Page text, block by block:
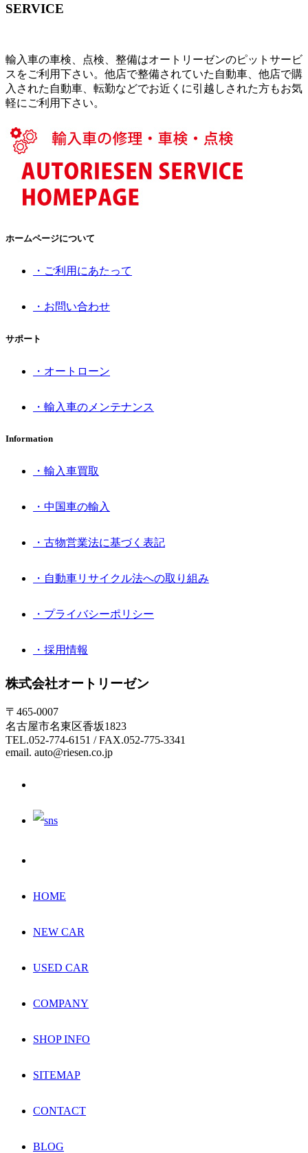
SERVICE
輸入車の車検、点検、整備はオートリーゼンのピットサービ
スをご利用下さい。他店で整備されていた自動車、他店で購
入された自動車、転勤などでお近くに引越しされた方もお気
軽にご利用下さい。
ホームページについて
・ご利用にあたって
・お問い合わせ
サポート
・オートローン
・輸入車のメンテナンス
Information
・輸入車買取
・中国車の輸入
・古物営業法に基づく表記
・自動車リサイクル法への取り組み
・プライバシーポリシー
・採用情報
株式会社オートリーゼン
〒465-0007
名古屋市名東区香坂1823
TEL.052-774-6151 / FAX.052-775-3341
email. auto@riesen.co.jp
HOME
NEW CAR
USED CAR
COMPANY
SHOP INFO
SITEMAP
CONTACT
BLOG